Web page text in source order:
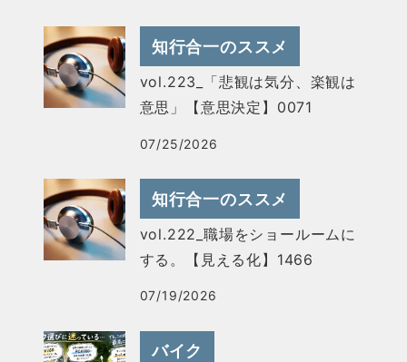
知行合一のススメ
vol.223_「悲観は気分、楽観は
意思」【意思決定】0071
07/25/2026
知行合一のススメ
vol.222_職場をショールームに
する。【見える化】1466
07/19/2026
バイク